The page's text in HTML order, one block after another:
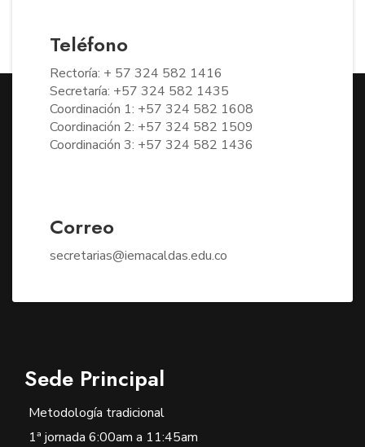
Teléfono
Rectoría: + 57 324 582 1416
Secretaría: +57 324 582 1435
Coordinación 1: +57 324 582 1608
Coordinación 2: +57 324 582 1509
Coordinación 3: +57 324 582 1436
Correo
secretarias@iemacaldas.edu.co
Sede Principal
Metodología tradicional
1ª jornada 6:00am a 11:45am